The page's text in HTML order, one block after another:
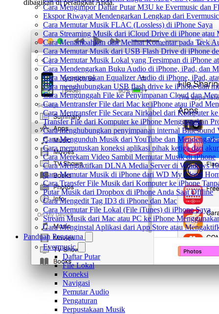
Cara Mengimpor Daftar Putar M3U ke Evermusic dan
Ekspor Riwayat Mendengarkan Lengkap dari
Cara Memutar Musik FLAC (Lossless) di iPhone Saya
Cara Streaming Musik dari iCloud Drive di iPhone atau
Cara Menambahkan dan Melihat Komentar pada Trek
Cara Memutar Musik dari USB Flash Drive di iPhone
Cara Memutar Musik Lokal yang Tersimpan di iPhone
Cara Mendengarkan Buku Audio di iPhone, iPad, dan
Cara Menggunakan Equalizer Audio di iPhone, iPad,
Cara menghubungkan USB flash drive ke iPhone dan
Cara Mengunggah File ke Penyimpanan Cloud dan
Cara Mentransfer File dari Mac ke iPhone atau iPad
Cara Mentransfer File Secara Nirkabel dari Komputer
Transfer File dari Komputer ke iPhone Menggunakan
Cara menghubungkan penyimpanan internal
Cara Mengunduh Musik dari YouTube dan
Cara memutuskan koneksi aplikasi pihak ketiga dari
Cara Merekam Video Sambil Memutar Musik di iPhone
Cara Mengaktifkan DLNA Media Server di Windows
Cara Memutar Musik di iPhone dari WD My Cloud
Cara Transfer File Musik dari Komputer ke iPhone
Putar Musik dari Dropbox di iPhone Anda Saat Offline
Cara Mengedit Tag ID3 di iPhone dan Mac
Cara Memutar File Lokal (File iTunes) di iPhone Saya
Stream Musik dari Mac atau PC ke iPhone
Cara Menginstal Aplikasi dari App Store atau
Panduan Pengguna
Evermusic
Daftar Putar
File Lokal
Koneksi
Navigasi
Pemutar Audio
Pengaturan
Perpustakaan Musik
dibagikan di perangkat Anda.